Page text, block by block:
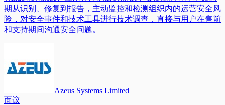
期从识别、修复到报告，主动监控和检测组织内的运营安全风
险，对安全事件和技术工具进行技术调查，直接与用户在售前
和支持期间沟通安全问题。
Azeus Systems Limited
面议